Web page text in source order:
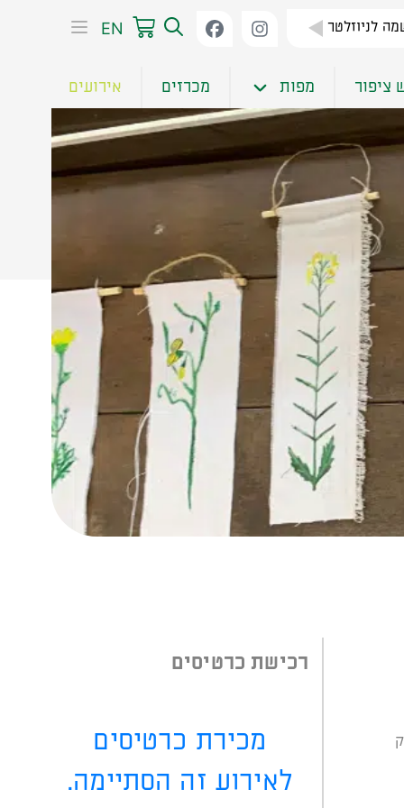
לניוזלטר EN
ציפור מפות מכרזים אירועים
רכישת כרטיסים
מכירת כרטיסים
לאירוע זה הסתיימה.